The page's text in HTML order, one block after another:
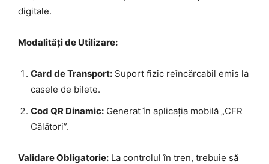
digitale.
Modalități de Utilizare:
Card de Transport: Suport fizic reîncărcabil emis la
casele de bilete.
Cod QR Dinamic: Generat în aplicația mobilă „CFR
Călători”.
Validare Obligatorie: La controlul în tren, trebuie să